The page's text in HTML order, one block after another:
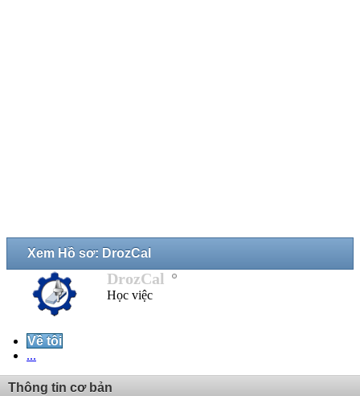
Xem Hồ sơ: DrozCal
DrozCal
Học việc
Về tôi
...
Thông tin cơ bản